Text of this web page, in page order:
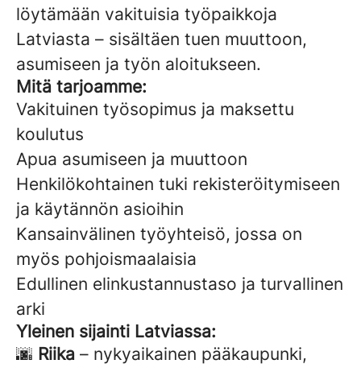
löytämään vakituisia työpaikkoja
Latviasta – sisältäen tuen muuttoon,
asumiseen ja työn aloitukseen.
Mitä tarjoamme:
Vakituinen työsopimus ja maksettu
koulutus
Apua asumiseen ja muuttoon
Henkilökohtainen tuki rekisteröitymiseen
ja käytännön asioihin
Kansainvälinen työyhteisö, jossa on
myös pohjoismaalaisia
Edullinen elinkustannustaso ja turvallinen
arki
Yleinen sijainti Latviassa:
🌆 Riika – nykyaikainen pääkaupunki,